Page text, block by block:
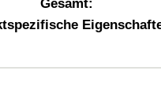
Gesamt: